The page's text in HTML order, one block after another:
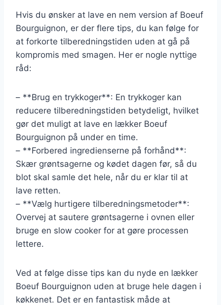
Hvis du ønsker at lave en nem version af Boeuf
Bourguignon, er der flere tips, du kan følge for
at forkorte tilberedningstiden uden at gå på
kompromis med smagen. Her er nogle nyttige
råd:
– **Brug en trykkoger**: En trykkoger kan
reducere tilberedningstiden betydeligt, hvilket
gør det muligt at lave en lækker Boeuf
Bourguignon på under en time.
– **Forbered ingredienserne på forhånd**:
Skær grøntsagerne og kødet dagen før, så du
blot skal samle det hele, når du er klar til at
lave retten.
– **Vælg hurtigere tilberedningsmetoder**:
Overvej at sautere grøntsagerne i ovnen eller
bruge en slow cooker for at gøre processen
lettere.
Ved at følge disse tips kan du nyde en lækker
Boeuf Bourguignon uden at bruge hele dagen i
køkkenet. Det er en fantastisk måde at